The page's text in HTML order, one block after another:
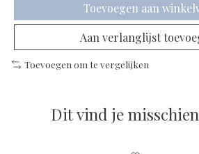
Toevoegen aan
Aan verlanglijst
Toevoegen om te vergelijken
Dit vind je
Items van productcarrousel